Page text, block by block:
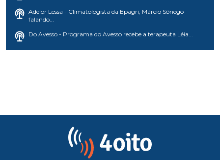
Adelor Lessa - Climatologista da Epagri, Márcio Sônego
falando...
Do Avesso - Programa do Avesso recebe a terapeuta Léia...